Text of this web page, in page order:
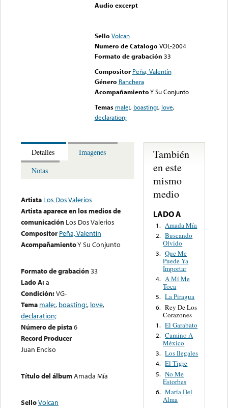
Audio excerpt
Sello Volcan
Numero de Catalogo VOL-2004
Formato de grabación 33
Compositor Peña, Valentín
Género Ranchera
AcompañamientoY Su Conjunto
Temas male;, boasting;, love,
declaration;
Detalles
Imagenes
Notas
Artista Los Dos Valerios
Artista aparece en los medios de
comunicación Los Dos Valerios
Compositor Peña, Valentín
AcompañamientoY Su Conjunto
Formato de grabación33
Lado A:a
Condición:VG-
Tema male;, boasting;, love,
declaration;
Número de pista6
Record Producer
Juan Enciso
Título del álbumAmada Mía
SelloVolcan
También
en este
mismo
medio
LADO A
1. Amada Mía
2. Buscando
Olvido
3. Que Me
Puede Ya
Importar
4. A Mí Me
Toca
5. La Piragua
6. Rey De Los
Corazones
1. El Garabato
2. Camino A
México
3. Los Ilegales
4. El Tigre
5. No Me
Estorbes
6. María Del
Alma